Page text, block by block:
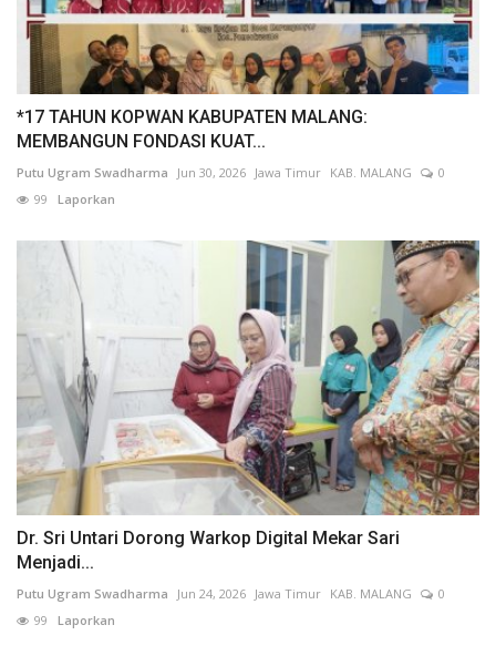
*17 TAHUN KOPWAN KABUPATEN MALANG:
MEMBANGUN FONDASI KUAT...
Putu Ugram Swadharma Jun 30, 2026 Jawa Timur KAB. MALANG
0
99 Laporkan
Dr. Sri Untari Dorong Warkop Digital Mekar Sari
Menjadi...
Putu Ugram Swadharma Jun 24, 2026 Jawa Timur KAB. MALANG
0
99 Laporkan